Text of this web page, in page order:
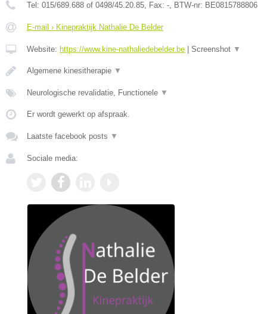
Tel: 015/689.688 of 0498/45.20.85, Fax: -, BTW-nr: BE0815788806
E-mail › Kinepraktijk Nathalie De Belder
Website: https://www.kine-nathaliedebelder.be Screenshot ▼
Algemene kinesitherapie ▼
Neurologische revalidatie, Functionele ▼
Er wordt gewerkt op afspraak.
Laatste facebook posts ▼
Sociale media: